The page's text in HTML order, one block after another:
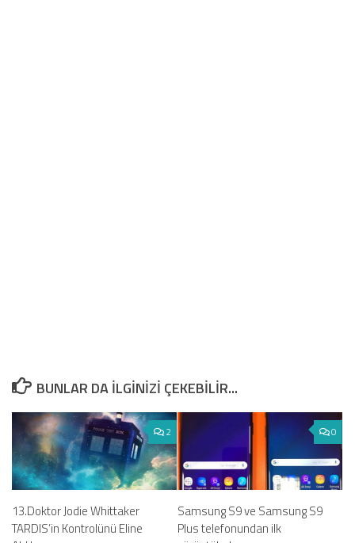
BUNLAR DA ILGINIZI ÇEKEBILIR...
2
13.Doktor Jodie Whittaker
TARDIS’in Kontrolünü Eline
0
Samsung S9 ve Samsung S9
Plus telefonundan ilk